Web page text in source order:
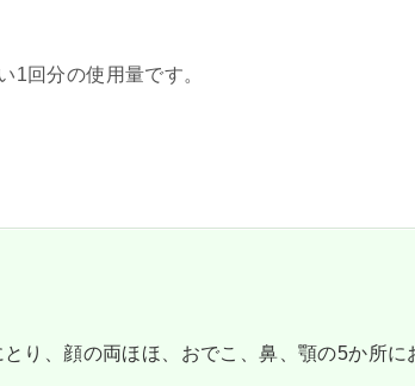
1回分の使用量です。
り、顔の両ほほ、おでこ、鼻、顎の5か所に